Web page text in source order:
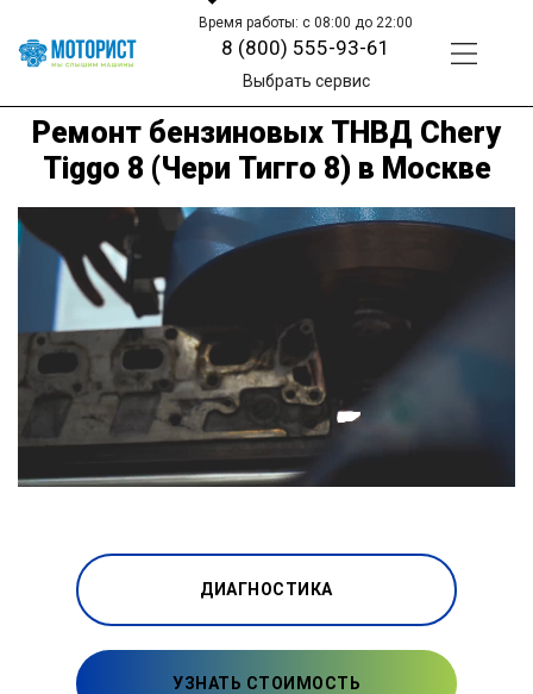
Время работы: с 08:00 до 22:00
8 (800) 555-93-61
Выбрать сервис
Ремонт бензиновых ТНВД Chery
Tiggo 8 (Чери Тигго 8) в Москве
ДИАГНОСТИКА
УЗНАТЬ СТОИМОСТЬ